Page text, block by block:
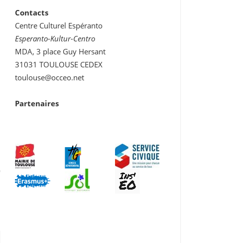
Contacts
Centre Culturel Espéranto
Esperanto-Kultur-Centro
MDA, 3 place Guy Hersant
31031 TOULOUSE CEDEX
toulouse@occeo.net
Partenaires